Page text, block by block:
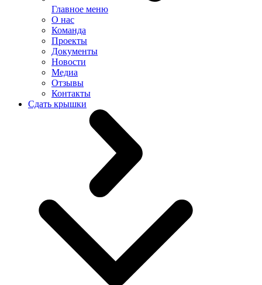
Главное меню
О нас
Команда
Проекты
Документы
Новости
Медиа
Отзывы
Контакты
Сдать крышки